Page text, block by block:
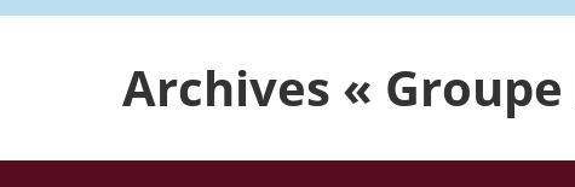
Archives «